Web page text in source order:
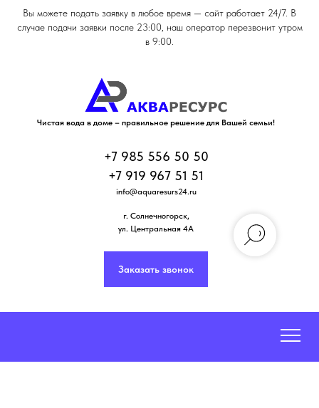
Вы можете подать заявку в любое время — сайт работает 24/7. В
случае подачи заявки после 23:00, наш оператор перезвонит утром
в 9:00.
Чистая вода в доме – правильное решение для Вашей семьи!
+7 985 556 50 50
+7 919 967 51 51
info@aquaresurs24.ru
г. Солнечногорск,
ул. Центральная 4А
Заказать звонок